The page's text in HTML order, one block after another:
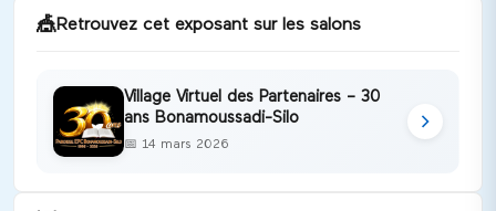
🎪Retrouvez cet exposant sur les salons
Village Virtuel des Partenaires – 30
ans Bonamoussadi-Silo
📅 14 mars 2026